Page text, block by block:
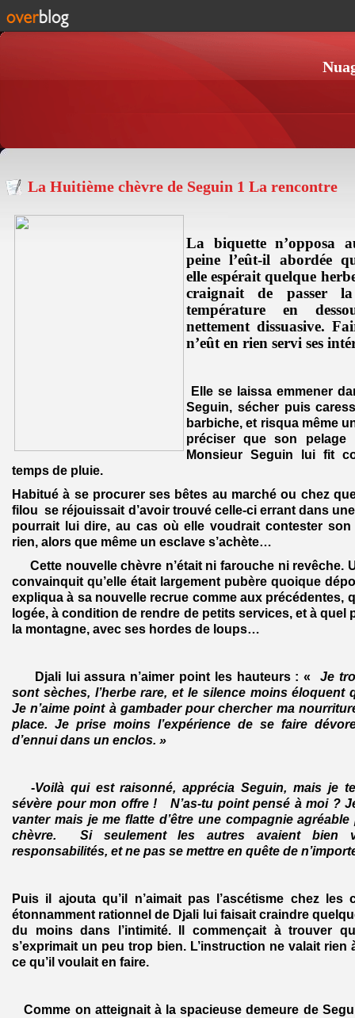
La Huitième chèvre de Seguin 1 La rencontre
La biquette n’opposa
peine l’eût-il abordée
elle espérait quelque
craignait de passer
température en
nettement dissuasive.
n’eût en rien servi ses
Elle se laissa emmener
Seguin, sécher puis
barbiche, et risqua même
préciser que son
Monsieur Seguin lui fit
temps de pluie.
Habitué à se procurer ses bêtes au marché ou chez
filou se réjouissait d’avoir trouvé celle-ci errant dans
pourrait lui dire, au cas où elle voudrait contester son
rien, alors que même un esclave s’achète…
Cette nouvelle chèvre n’était ni farouche ni revêche.
convainquit qu’elle était largement pubère quoique
expliqua à sa nouvelle recrue comme aux précédentes,
logée, à condition de rendre de petits services, et à quel
la montagne, avec ses hordes de loups…
Djali lui assura n’aimer point les hauteurs : « Je
sont sèches, l’herbe rare, et le silence moins éloquent
Je n’aime point à gambader pour chercher ma
place. Je prise moins l’expérience de se faire
d’ennui dans un enclos. »
-Voilà qui est raisonné, apprécia Seguin, mais je
sévère pour mon offre ! N’as-tu point pensé à moi ?
vanter mais je me flatte d’être une compagnie
chèvre. Si seulement les autres avaient bien
responsabilités, et ne pas se mettre en quête de
Puis il ajouta qu’il n’aimait pas l’ascétisme chez
étonnamment rationnel de Djali lui faisait craindre
du moins dans l’intimité. Il commençait à trouver
s’exprimait un peu trop bien. L’instruction ne valait
ce qu’il voulait en faire.
Comme on atteignait à la spacieuse demeure de